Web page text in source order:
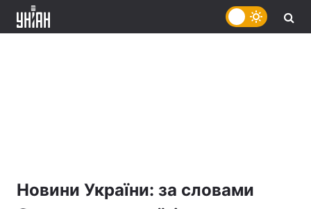
Новини України: за словами